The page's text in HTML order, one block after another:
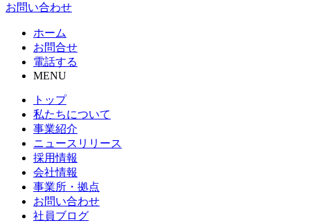
お問い合わせ
ホーム
お問合せ
電話する
MENU
トップ
私たちについて
事業紹介
ニュースリリース
採用情報
会社情報
事業所・拠点
お問い合わせ
社員ブログ